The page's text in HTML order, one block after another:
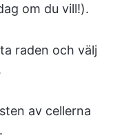
om du vill!).
raden och välj
av cellerna